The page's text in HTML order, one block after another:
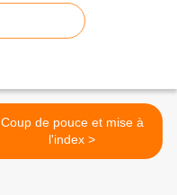
Coup de pouce et mise à
l'index >